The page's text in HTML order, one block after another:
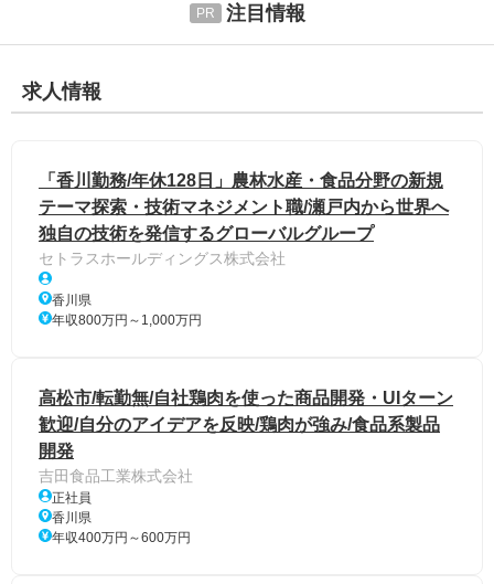
注目情報
求人情報
「香川勤務/年休128日」農林水産・食品分野の新規
テーマ探索・技術マネジメント職/瀬戸内から世界へ
独自の技術を発信するグローバルグループ
セトラスホールディングス株式会社
香川県
年収800万円～1,000万円
高松市/転勤無/自社鶏肉を使った商品開発・UIターン
歓迎/自分のアイデアを反映/鶏肉が強み/食品系製品
開発
吉田食品工業株式会社
正社員
香川県
年収400万円～600万円